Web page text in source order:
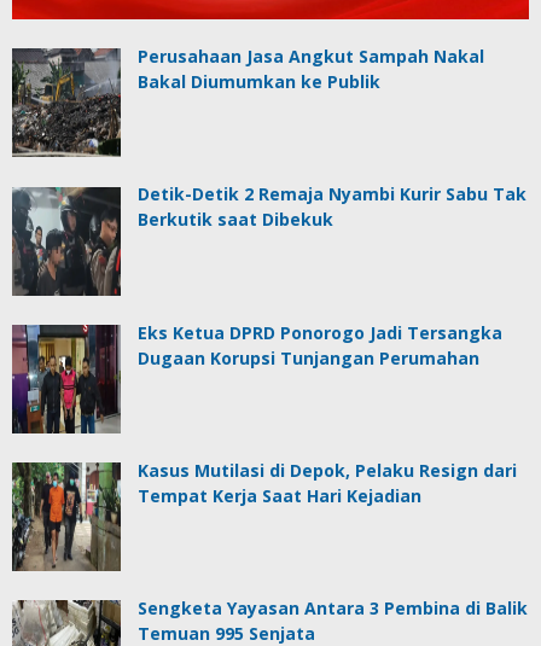
Perusahaan Jasa Angkut Sampah Nakal
Bakal Diumumkan ke Publik
Detik-Detik 2 Remaja Nyambi Kurir Sabu Tak
Berkutik saat Dibekuk
Eks Ketua DPRD Ponorogo Jadi Tersangka
Dugaan Korupsi Tunjangan Perumahan
Kasus Mutilasi di Depok, Pelaku Resign dari
Tempat Kerja Saat Hari Kejadian
Sengketa Yayasan Antara 3 Pembina di Balik
Temuan 995 Senjata